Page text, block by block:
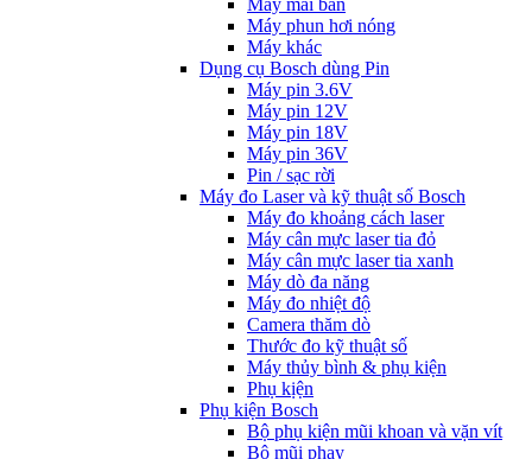
Máy phun hơi nóng
Máy khác
Dụng cụ Bosch dùng Pin
Máy pin 3.6V
Máy pin 12V
Máy pin 18V
Máy pin 36V
Pin / sạc rời
Máy đo Laser và kỹ thuật số Bosch
Máy đo khoảng cách laser
Máy cân mực laser tia đỏ
Máy cân mực laser tia xanh
Máy dò đa năng
Máy đo nhiệt độ
Camera thăm dò
Thước đo kỹ thuật số
Máy thủy bình & phụ kiện
Phụ kịện
Phụ kiện Bosch
Bộ phụ kiện mũi khoan và vặn vít
Bộ mũi phay